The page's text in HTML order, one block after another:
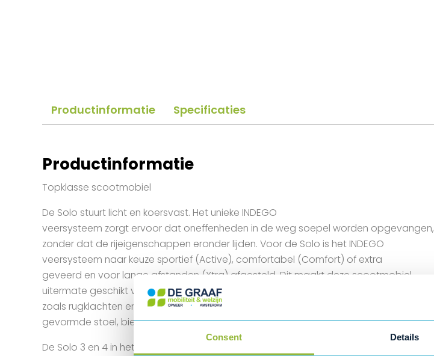
Consent Details
Productinformatie Specificaties
Productinformatie
Topklasse scootmobiel
De Solo stuurt licht en koersvast. Het unieke INDEGO
veersysteem zorgt ervoor dat oneffenheden in de weg soepel worden opgevangen,
zonder dat de rijeigenschappen eronder lijden. Voor de Solo is het INDEGO
veersysteem naar keuze sportief (Active), comfortabel (Comfort) of extra
geveerd en voor lange afstanden (Xtra) afgesteld. Dit maakt deze scootmobiel
uitermate geschikt voor lange afstanden en voor mensen met forse pijnklachten,
zoals rugklachten en reuma. Door de vele instelmogelijkheden en de ergonomisch
gevormde stoel, biedt de Solo voor iedereen een fijne zitpositie.
De Solo 3 en 4 in het kort